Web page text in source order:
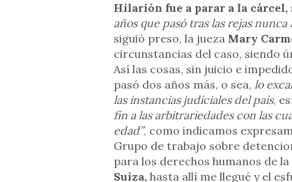
Hilarión fue a parar a la cárcel,
años que pasó tras las rejas
siguió preso, la jueza Mary
circunstancias del caso, siendo
Así las cosas, sin juicio e
pasó dos años más, o sea, lo
las instancias judiciales del país,
fin a las arbitrariedades con las
edad”, como indicamos
Grupo de trabajo sobre
para los derechos humanos de la
Suiza,hasta allí me llegué y el